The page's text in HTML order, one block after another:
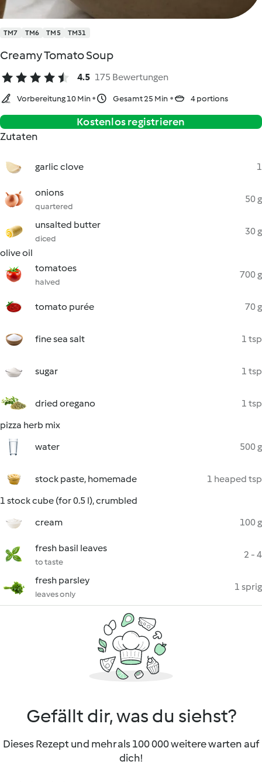
TM7 TM6 TM5 TM31
Creamy Tomato Soup
4.5 175 Bewertungen
Vorbereitung 10 Min Gesamt 25 Min 4 portions
Kostenlos registrieren
Zutaten
garlic clove 1
onions
quartered
50 g
unsalted butter
diced
30 g
olive oil
tomatoes
halved
700 g
tomato purée 70 g
fine sea salt 1 tsp
sugar 1 tsp
dried oregano
1 tsp
pizza herb mix
water
500 g
stock paste, homemade
1 heaped tsp
1 stock cube (for 0.5 l), crumbled
cream
100 g
fresh basil leaves
to taste
2 - 4
fresh parsley
leaves only
1 sprig
Gefällt dir, was du siehst?
Dieses Rezept und mehr als 100 000 weitere warten auf
dich!